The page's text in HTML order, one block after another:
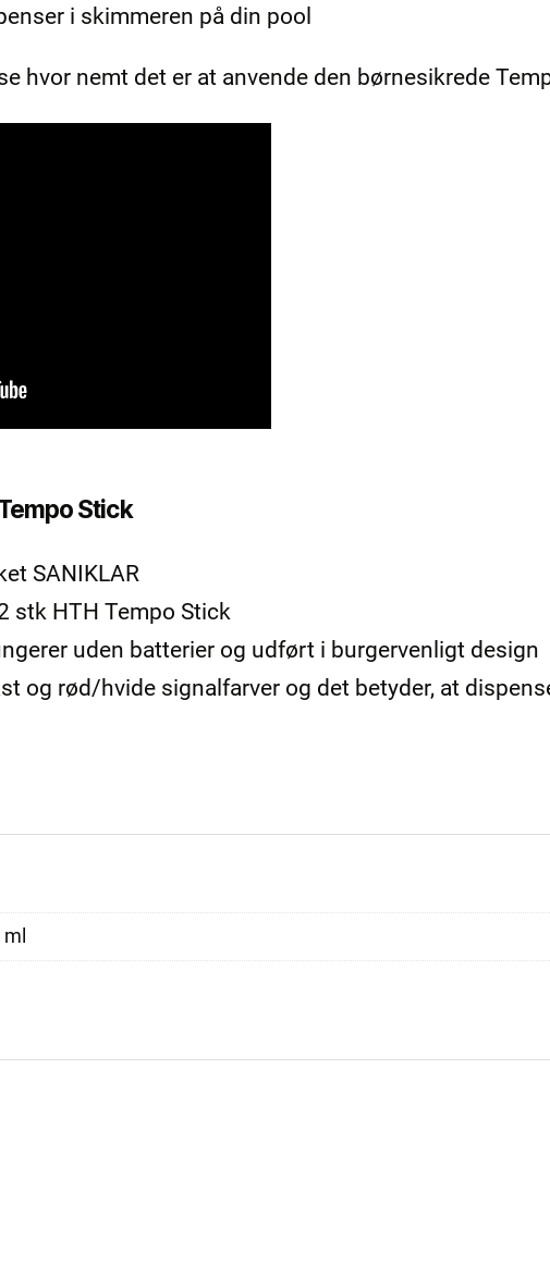
i skimmeren på din pool
hvor nemt det er at anvende den børnesikrede
Stick
SANIKLAR
stk HTH Tempo Stick
uden batterier og udført i burgervenligt design
og rød/hvide signalfarver og det betyder, at
ml